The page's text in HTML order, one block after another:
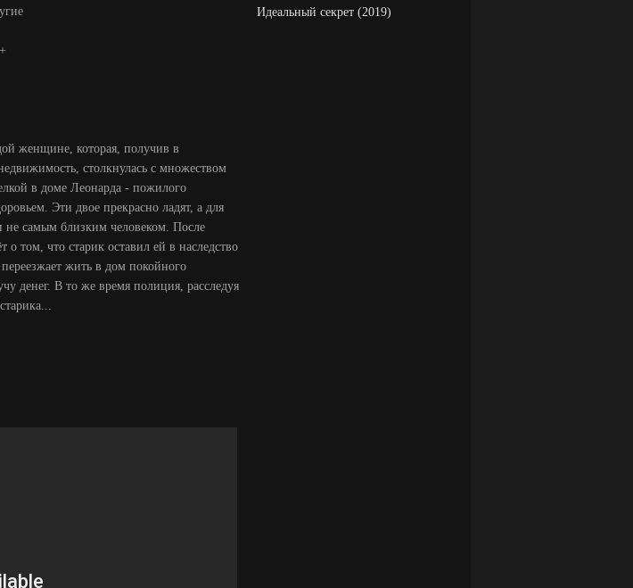
женщине, которая, получив в
столкнулась с множеством
в доме Леонарда - пожилого
Эти двое прекрасно ладят, а для
не самым близким человеком. После
о том, что старик оставил ей в наследство
жить в дом покойного
денег. В то же время полиция, расследуя
Идеальный секрет (2019)